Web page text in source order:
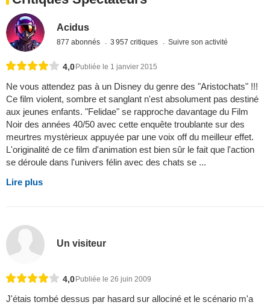
Acidus
877 abonnés 3 957 critiques Suivre son activité
4,0 Publiée le 1 janvier 2015
Ne vous attendez pas à un Disney du genre des "Aristochats" !!!
Ce film violent, sombre et sanglant n'est absolument pas destiné
aux jeunes enfants. "Felidae" se rapproche davantage du Film
Noir des années 40/50 avec cette enquête troublante sur des
meurtres mystèrieux appuyée par une voix off du meilleur effet.
L'originalité de ce film d'animation est bien sûr le fait que l'action
se déroule dans l'univers félin avec des chats se ...
Lire plus
Un visiteur
4,0Publiée le 26 juin 2009
J'étais tombé dessus par hasard sur allociné et le scénario m'a